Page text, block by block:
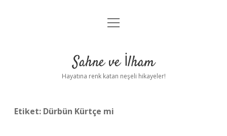
Anasayfa
Yasal Uyarı
menüyü
Sahne ve İlham
Hayatına renk katan neşeli hikayeler!
Etiket: Dürbün Kürtçe mi